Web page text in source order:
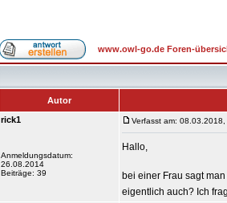
www.owl-go.de Foren-
Autor
rick1
Anmeldungsdatum:
26.08.2014
Beiträge: 39
Verfasst am:
Hallo,
bei einer Frau sagt
eigentlich auch? Ich